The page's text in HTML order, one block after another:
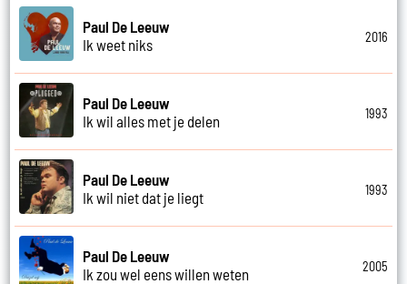
Paul De Leeuw
Ik weet niks
2016
Paul De Leeuw
Ik wil alles met je delen
1993
Paul De Leeuw
Ik wil niet dat je liegt
1993
Paul De Leeuw
Ik zou wel eens willen weten
2005